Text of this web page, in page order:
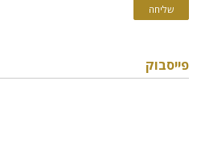
שליחה
פייסבוק